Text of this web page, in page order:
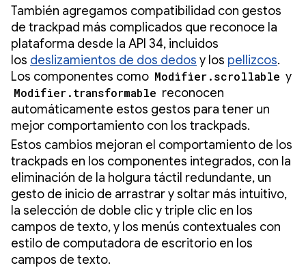
También agregamos compatibilidad con gestos
de trackpad más complicados que reconoce la
plataforma desde la API 34, incluidos
los deslizamientos de dos dedos y los pellizcos.
Los componentes como Modifier.scrollable y
Modifier.transformable reconocen
automáticamente estos gestos para tener un
mejor comportamiento con los trackpads.
Estos cambios mejoran el comportamiento de los
trackpads en los componentes integrados, con la
eliminación de la holgura táctil redundante, un
gesto de inicio de arrastrar y soltar más intuitivo,
la selección de doble clic y triple clic en los
campos de texto, y los menús contextuales con
estilo de computadora de escritorio en los
campos de texto.